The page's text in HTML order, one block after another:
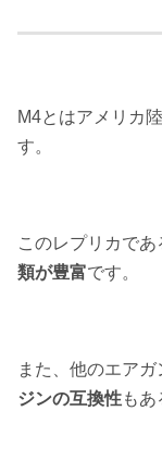
M4とはアメリカ
す。
このレプリカで
類が豊富です。
また、他のエア
ジンの互換性もあ